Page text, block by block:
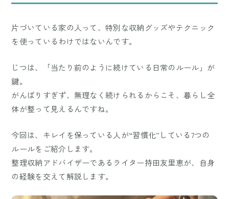
片づいている家の人って、特別な収納グッズやテクニック
を使っているわけではないんです。
じつは、「当たり前のように続けている日常のルール」が
鍵。
がんばりすぎず、無理なく続けられるからこそ、暮らし全
体が整って見えるんですね。
今回は、キレイを保っている人が“習慣化”している7つの
ルールをご紹介します。
整理収納アドバイザーであるライター持田友里恵が、自身
の経験を交えて解説します。